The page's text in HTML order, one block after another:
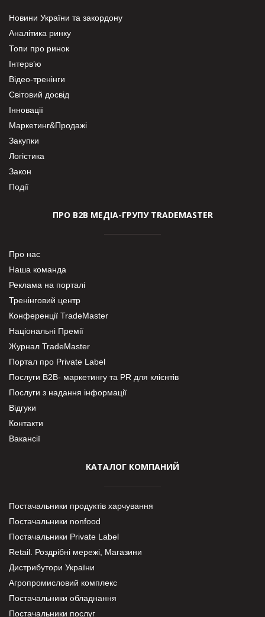
Новини України та закордону
Аналітика ринку
Топи про ринок
Інтерв’ю
Відео-тренінги
Світовий досвід
Інновації
Маркетинг&Продажі
Закупки
Логістика
Закон
Події
ПРО В2В МЕДІА-ГРУПУ TRADEMASTER
Про нас
Наша команда
Реклама на порталі
Тренінговий центр
Конференції TradeMaster
Національні Премії
Журнал TradeMaster
Портал про Private Label
Послуги В2В- маркетингу та PR для клієнтів
Послуги з надання інформації
Відгуки
Контакти
Вакансії
КАТАЛОГ КОМПАНИЙ
Постачальники продуктів харчування
Постачальники nonfood
Постачальники Private Label
Retail. Роздрібні мережі, Магазини
Дистрибутори України
Агропромисловий комплекс
Постачальники обладнання
Постачальники послуг